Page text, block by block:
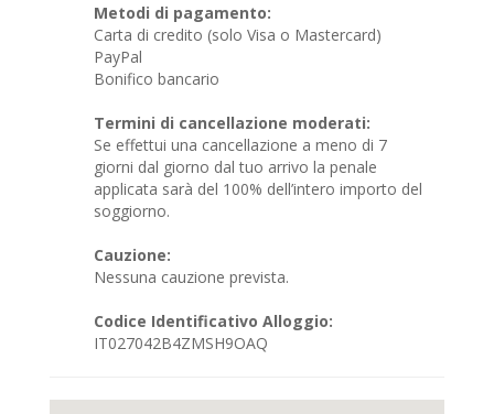
Metodi di pagamento:
Carta di credito (solo Visa o Mastercard)
PayPal
Bonifico bancario
Termini di cancellazione moderati:
Se effettui una cancellazione a meno di 7
giorni dal giorno dal tuo arrivo la penale
applicata sarà del 100% dell’intero importo del
soggiorno.
Cauzione:
Nessuna cauzione prevista.
Codice Identificativo Alloggio:
IT027042B4ZMSH9OAQ